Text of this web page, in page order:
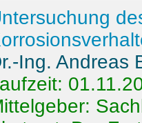
Ing. Andreas